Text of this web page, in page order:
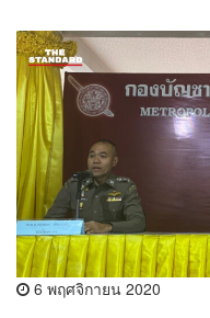
6 พฤศจิกายน 2020